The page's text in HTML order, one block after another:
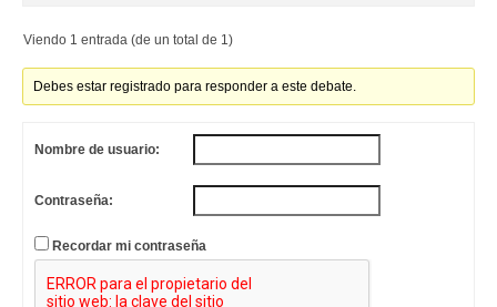
Viendo 1 entrada (de un total de 1)
Debes estar registrado para responder a este debate.
Nombre de usuario:
Contraseña:
Recordar mi contraseña